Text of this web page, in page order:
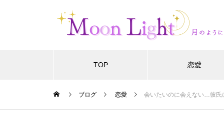
TOP 恋愛
ブログ 恋愛 会いたいのに会えない…彼氏